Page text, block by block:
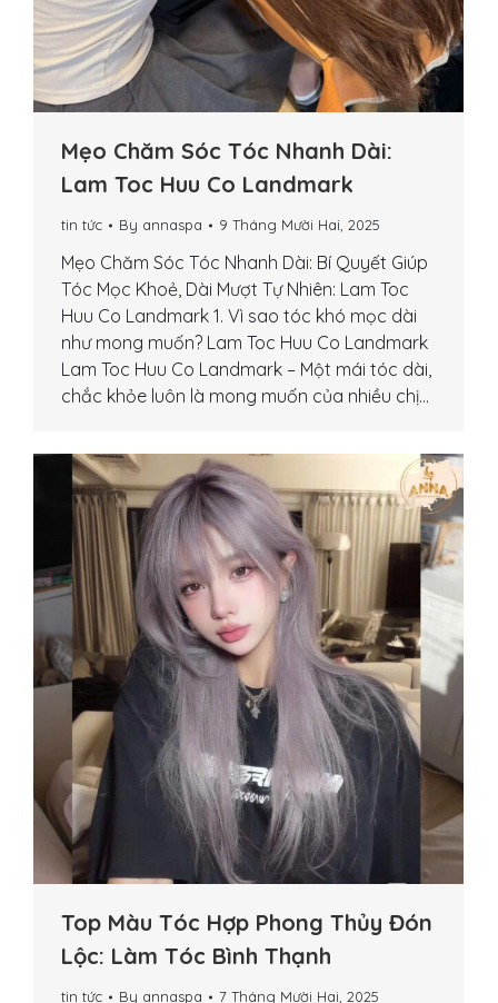
Mẹo Chăm Sóc Tóc Nhanh Dài:
Lam Toc Huu Co Landmark
tin tức By annaspa 9 Tháng Mười Hai, 2025
Mẹo Chăm Sóc Tóc Nhanh Dài: Bí Quyết Giúp
Tóc Mọc Khoẻ, Dài Mượt Tự Nhiên: Lam Toc
Huu Co Landmark 1. Vì sao tóc khó mọc dài
như mong muốn? Lam Toc Huu Co Landmark
Lam Toc Huu Co Landmark – Một mái tóc dài,
chắc khỏe luôn là mong muốn của nhiều chị…
Top Màu Tóc Hợp Phong Thủy Đón
Lộc: Làm Tóc Bình Thạnh
tin tức By annaspa 7 Tháng Mười Hai, 2025